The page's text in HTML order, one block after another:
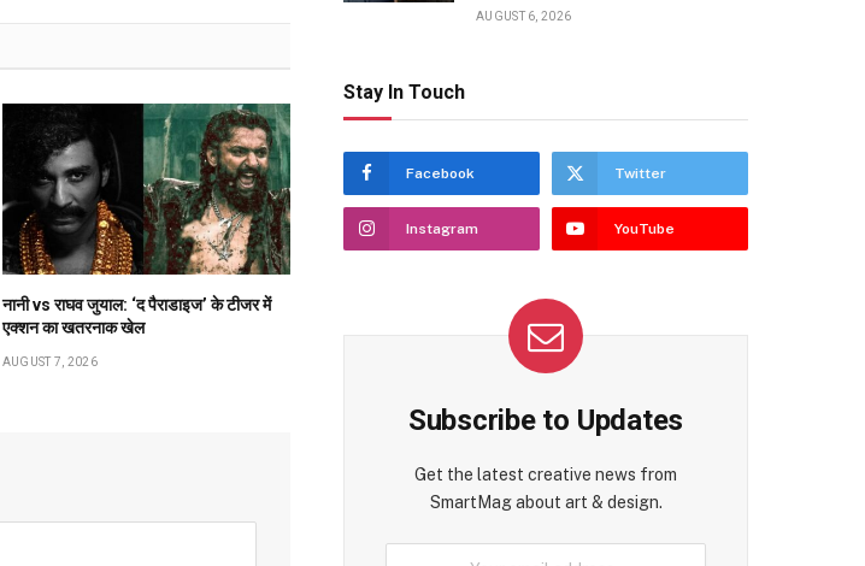
नानी vs राघव जुयाल: ‘द पैराडाइज’ के टीजर में
एक्शन का खतरनाक खेल
AUGUST 7, 2026
AUGUST 6, 2026
Stay In Touch
Facebook Twitter
Instagram YouTube
Subscribe to Updates
Get the latest creative news from
SmartMag about art & design.